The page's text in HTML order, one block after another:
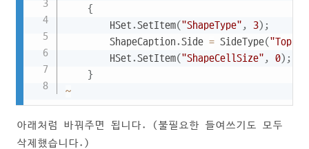
{
		HSet
.SetItem("ShapeType" , 3) ;
		ShapeCaption
.Side = SideType("Top"
		HSet
.SetItem("ShapeCellSize" , 0) ;
}
~
아래처럼 바꿔주면 됩니다. (불필요한 들여쓰기도 모두
삭제했습니다.)